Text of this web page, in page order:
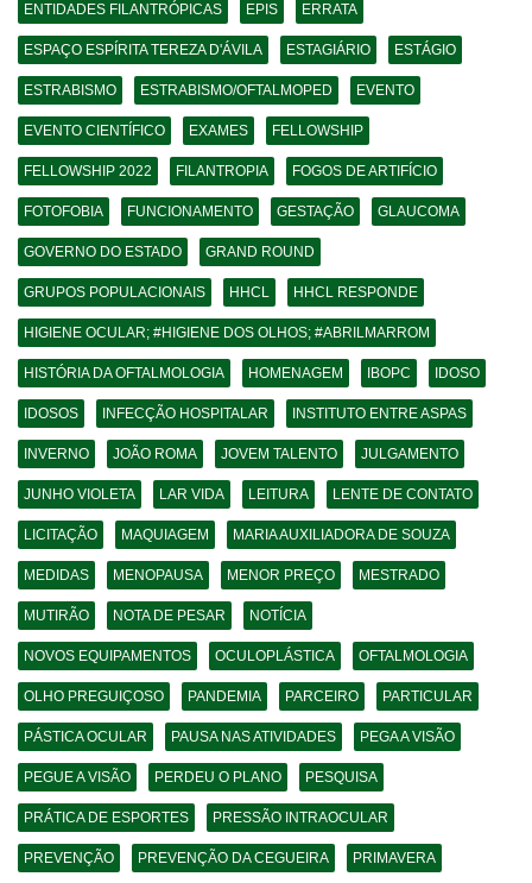
ENTIDADES FILANTRÓPICAS EPIS ERRATA
ESPAÇO ESPÍRITA TEREZA D'ÁVILA ESTAGIÁRIO ESTÁGIO
ESTRABISMO ESTRABISMO/OFTALMOPED EVENTO
EVENTO CIENTÍFICO EXAMES FELLOWSHIP
FELLOWSHIP 2022 FILANTROPIA FOGOS DE ARTIFÍCIO
FOTOFOBIA FUNCIONAMENTO GESTAÇÃO GLAUCOMA
GOVERNO DO ESTADO GRAND ROUND
GRUPOS POPULACIONAIS HHCL HHCL RESPONDE
HIGIENE OCULAR; #HIGIENE DOS OLHOS; #ABRILMARROM
HISTÓRIA DA OFTALMOLOGIA HOMENAGEM IBOPC IDOSO
IDOSOS INFECÇÃO HOSPITALAR INSTITUTO ENTRE ASPAS
INVERNO JOÃO ROMA JOVEM TALENTO JULGAMENTO
JUNHO VIOLETA LAR VIDA LEITURA LENTE DE CONTATO
LICITAÇÃO MAQUIAGEM MARIA AUXILIADORA DE SOUZA
MEDIDAS MENOPAUSA MENOR PREÇO MESTRADO
MUTIRÃO NOTA DE PESAR NOTÍCIA
NOVOS EQUIPAMENTOS OCULOPLÁSTICA OFTALMOLOGIA
OLHO PREGUIÇOSO PANDEMIA PARCEIRO PARTICULAR
PÁSTICA OCULAR PAUSA NAS ATIVIDADES PEGA A VISÃO
PEGUE A VISÃO PERDEU O PLANO PESQUISA
PRÁTICA DE ESPORTES PRESSÃO INTRAOCULAR
PREVENÇÃO PREVENÇÃO DA CEGUEIRA PRIMAVERA